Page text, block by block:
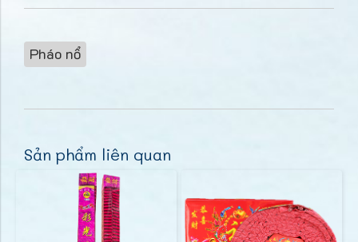
Pháo nổ
Sản phẩm liên quan